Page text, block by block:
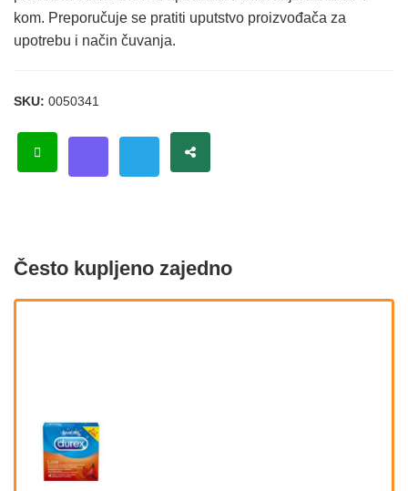
kom. Preporučuje se pratiti uputstvo proizvođača za
upotrebu i način čuvanja.
SKU: 0050341
Često kupljeno zajedno